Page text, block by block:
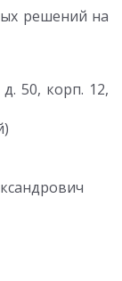
решений на
50, корп. 12,